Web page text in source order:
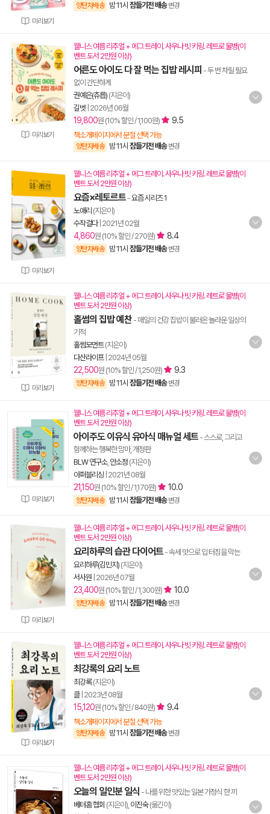
미리보기
양탄자배송 밤 11시 잠들기전 배송 변경
미리보기
웰니스 여름 리추얼 + 에그 트레이. 사우나 빗 키링. 레트로 물병(이
벤트 도서 2만원 이상)
어른도 아이도 다 잘 먹는 집밥 레시피 - 두 번 차릴 필요
없이 간단하게
권예은(츄릅) (지은이)
길벗 2026년 06월
19,800원 (10% 할인 / 1,100원) 9.5
책소개페이지에서 분철 선택 가능
양탄자배송 밤 11시 잠들기전 배송 변경
미리보기
웰니스 여름 리추얼 + 에그 트레이. 사우나 빗 키링. 레트로 물병(이
벤트 도서 2만원 이상)
요즘×레토르트 -요즘 시리즈 1
노애리 (지은이)
수작걸다| 2021년 02월
4,860원 (10% 할인 / 270원) 8.4
양탄자배송 밤 11시 잠들기전 배송 변경
미리보기
웰니스 여름 리추얼 + 에그 트레이. 사우나 빗 키링. 레트로 물병(이
벤트 도서 2만원 이상)
홀썸의 집밥 예찬 - 매일의 건강 집밥이 불러온 놀라운 일상의
기적
홀썸모먼트(지은이)
다산라이프| 2024년 05월
22,500원 (10% 할인 / 1,250원) 9.3
양탄자배송 밤 11시 잠들기전 배송 변경
미리보기
웰니스 여름 리추얼 + 에그 트레이. 사우나 빗 키링. 레트로 물병(이
벤트 도서 2만원 이상)
아이주도 이유식 유아식 매뉴얼 세트 - 스스로, 그리고
함께하는 행복한 맘마, 개정판
BLW 연구소, 안소정 (지은이)
아퍼블리싱 2021년 08월
21,150원 (10% 할인 / 1,170원) 10.0
양탄자배송 밤 11시 잠들기전 배송 변경
미리보기
웰니스 여름 리추얼 + 에그 트레이. 사우나 빗 키링. 레트로 물병(이
벤트 도서 2만원 이상)
요리하루의 습관 다이어트 - 속세 맛으로 입 터짐을 막는
요리하루(김민지) (지은이)
서사원 2026년 07월
23,400원 (10% 할인 / 1,300원) 10.0
양탄자배송 밤 11시 잠들기전 배송 변경
미리보기
웰니스 여름 리추얼 + 에그 트레이. 사우나 빗 키링. 레트로 물병(이
벤트 도서 2만원 이상)
최강록의 요리 노트
최강록(지은이)
클| 2023년 08월
15,120원 (10% 할인 / 840원) 9.4
책소개페이지에서 분철 선택 가능
양탄자배송 밤 11시 잠들기전 배송 변경
웰니스 여름 리추얼 + 에그 트레이. 사우나 빗 키링. 레트로 물병(이
벤트 도서 2만원 이상)
오늘의 일인분 일식 - 나를 위한 맛있는 일본 가정식 한 끼
베터홈 협회 (지은이), 이진숙(옮긴이)